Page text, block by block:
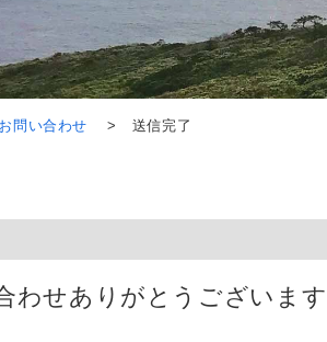
お問い合わせ 送信完了
わせありがとうございま